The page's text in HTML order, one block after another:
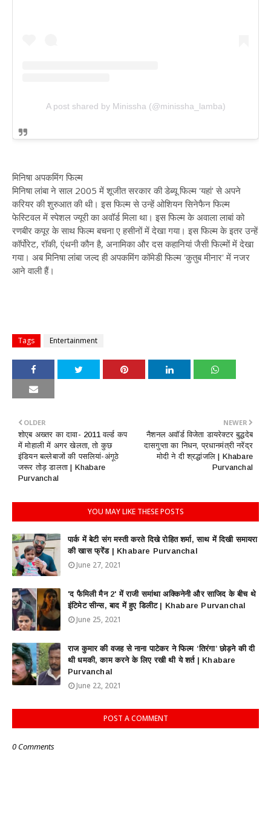
A post shared by Minissha (@minissha_lamba)
मिनिषा अपकमिंग फिल्म
मिनिषा लांबा ने साल 2005 में शूजीत सरकार की डेब्यू फिल्म 'यहां' से अपने
करियर की शुरुआत की थी। इस फिल्म से उन्हें ओशियन सिनेफैन फिल्म
फेस्टिवल में स्पेशल ज्यूरी का अवॉर्ड मिला था। इस फिल्म के अवाला लाबां को
रणबीर कपूर के साथ फिल्म बचना ए हसीनों में देखा गया। इस फिल्म के इतर उन्हें
कॉर्पोरेट, रॉकी, एंथनी कौन है, अनामिका और दस कहानियां जैसी फिल्मों में देखा
गया। अब मिनिषा लांबा जल्द ही अपकमिंग कॉमेडी फिल्म 'कुतुब मीनार' में नजर
आने वाली हैं।
Tags Entertainment
NEWER
नैशनल अवॉर्ड विजेता डायरेक्टर बुद्धदेब
दासगुप्ता का निधन, प्रधानमंत्री नरेंद्र
मोदी ने दी श्रद्धांजलि | Khabare
Purvanchal
OLDER
शोएब अख्तर का दावा- 2011 वर्ल्ड कप
में मोहाली में अगर खेलता, तो कुछ
इंडियन बल्लेबाजों की पसलियां-अंगूठे
जरूर तोड़ डालता | Khabare
Purvanchal
YOU MAY LIKE THESE POSTS
पार्क में बेटी संग मस्ती करते दिखे रोहित शर्मा, साथ में दिखी समायरा
की खास फ्रेंड | Khabare Purvanchal
June 27, 2021
'द फैमिली मैन 2' में राजी समांथा अक्किनेनी और साजिद के बीच थे
इंटिमेट सीन्स, बाद में हुए डिलीट | Khabare Purvanchal
June 25, 2021
राज कुमार की वजह से नाना पाटेकर ने फिल्म ‘तिरंगा’ छोड़ने की दी
थी धमकी, काम करने के लिए रखी थी ये शर्त | Khabare
Purvanchal
June 22, 2021
POST A COMMENT
0 Comments